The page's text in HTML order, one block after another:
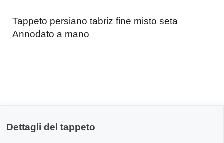
Tappeto persiano tabriz fine misto seta
Annodato a mano
Dettagli del tappeto